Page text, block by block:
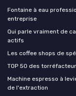
Fontaine à eau
entreprise
Qui parle vraiment de
actifs
Les coffee shops de
TOP 50 des
Machine espresso à
de l'extraction